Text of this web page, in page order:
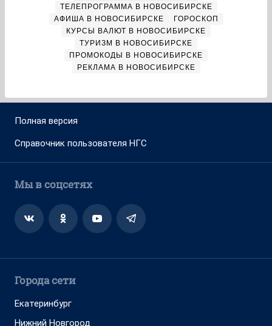
ТЕЛЕПРОГРАММА В НОВОСИБИРСКЕ
АФИША В НОВОСИБИРСКЕ
ГОРОСКОП
КУРСЫ ВАЛЮТ В НОВОСИБИРСКЕ
ТУРИЗМ В НОВОСИБИРСКЕ
ПРОМОКОДЫ В НОВОСИБИРСКЕ
РЕКЛАМА В НОВОСИБИРСКЕ
Полная версия
Справочник пользователя НГС
Мы в соцсетях
Города сети
Екатеринбург
Нижний Новгород